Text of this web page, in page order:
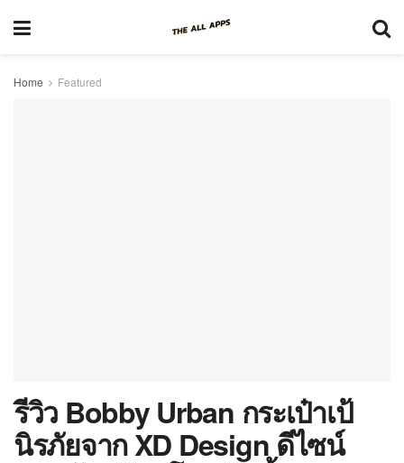
Home Featured
รีวิว Bobby Urban กระเป๋าเป้
นิรภัยจาก XD Design ดีไซน์